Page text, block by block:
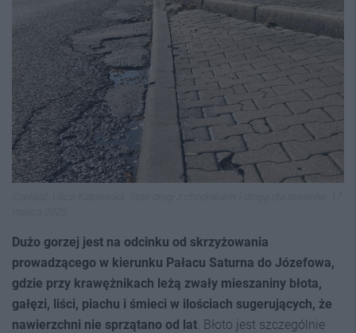
Dużo gorzej jest na odcinku od skrzyżowania
prowadzącego w kierunku Pałacu Saturna do Józefowa,
gdzie przy krawężnikach leżą zwały mieszaniny błota,
gałęzi, liści, piachu i śmieci w ilościach sugerujących, że
nawierzchni nie sprzątano od lat. Błoto jest szczególnie